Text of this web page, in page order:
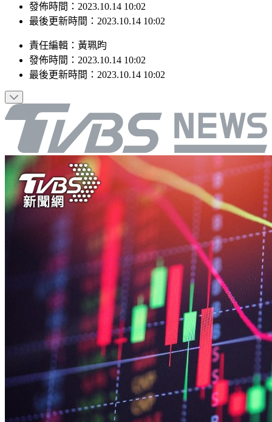
發佈時間：2023.10.14 10:02
最後更新時間：2023.10.14 10:02
責任編輯 ： 黃珮昀
發佈時間： 2023.10.14 10:02
最後更新時間： 2023.10.14 10:02